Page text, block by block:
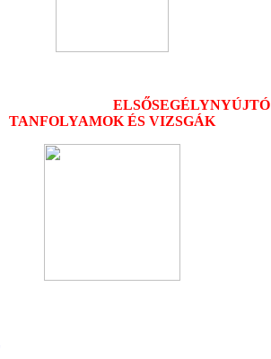
ELSŐSEGÉLYNYÚJTÓ
TANFOLYAMOK ÉS VIZSGÁK